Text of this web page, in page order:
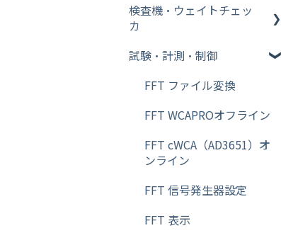
その他【比重測定キット】
Bluetooth
その他【天秤（天びん）・
その他【特定計量器】
その他【校正用分銅】
その他【除電器（イオナイ
インジケータ
検査機・ウェイトチェッ
カ
ウェイトチェッカ
金属検出機
試験・計測・制御
FFT ファイル変換
FFT WCAPROオフライン
FFT cWCA（AD3651）オ
ンライン
FFT 信号発生器設定
FFT 表示